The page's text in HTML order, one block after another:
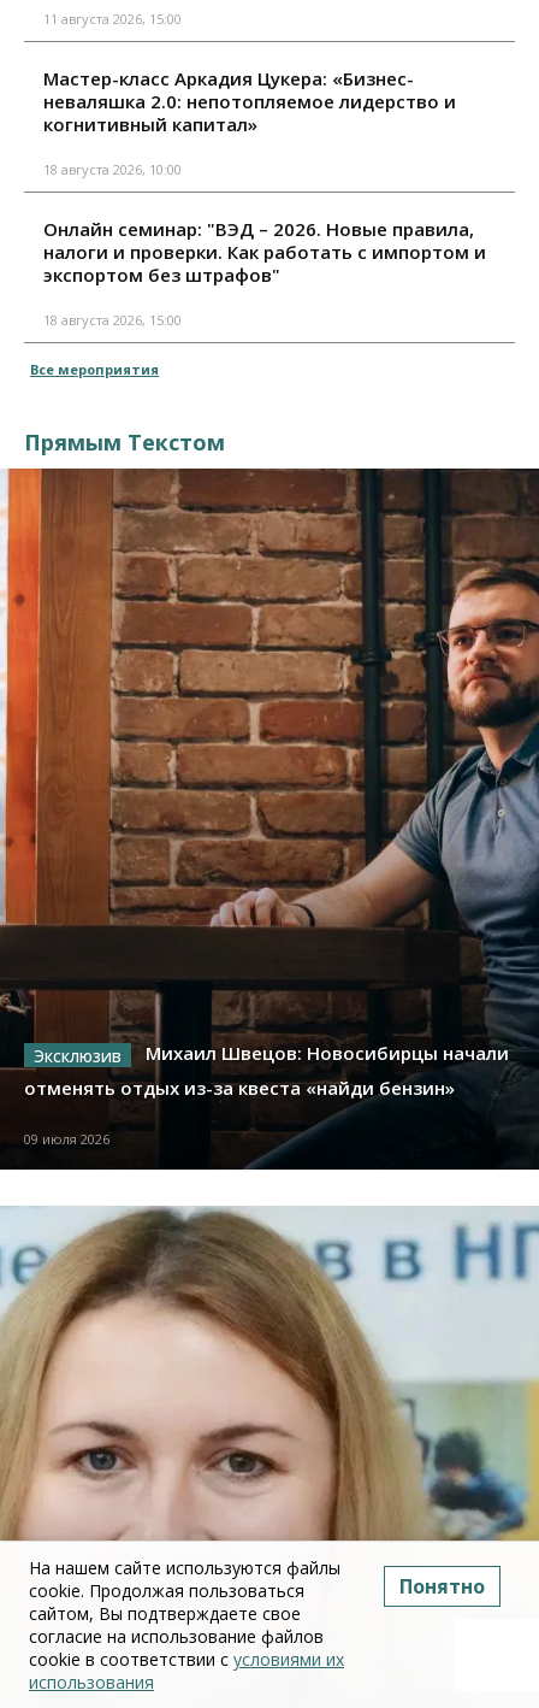
11 августа 2026, 15:00
Мастер-класс Аркадия Цукера: «Бизнес-
неваляшка 2.0: непотопляемое лидерство и
когнитивный капитал»
18 августа 2026, 10:00
Онлайн семинар: "ВЭД – 2026. Новые правила,
налоги и проверки. Как работать с импортом и
экспортом без штрафов"
18 августа 2026, 15:00
Все мероприятия
Прямым Текстом
Михаил Швецов: Новосибирцы начали
отменять отдых из-за квеста «найди бензин»
09 июля 2026
На нашем сайте используются файлы
cookie. Продолжая пользоваться
сайтом, Вы подтверждаете свое
согласие на использование файлов
cookie в соответствии с условиями их
использования
Понятно